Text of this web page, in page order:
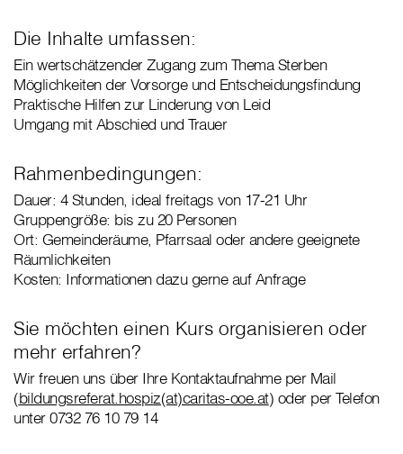
Die Inhalte umfassen:
Ein wertschätzender Zugang zum Thema Sterben
Möglichkeiten der Vorsorge und Entscheidungsfindung
Praktische Hilfen zur Linderung von Leid
Umgang mit Abschied und Trauer
Rahmenbedingungen:
Dauer: 4 Stunden, ideal freitags von 17-21 Uhr
Gruppengröße: bis zu 20 Personen
Ort: Gemeinderäume, Pfarrsaal oder andere geeignete
Räumlichkeiten
Kosten: Informationen dazu gerne auf Anfrage
Sie möchten einen Kurs organisieren oder
mehr erfahren?
Wir freuen uns über Ihre Kontaktaufnahme per Mail
(bildungsreferat.hospiz(at)caritas-ooe.at) oder per Telefon
unter 0732 76 10 79 14